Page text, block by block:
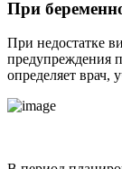
При
При недостатке
предупреждения
определяет врач,